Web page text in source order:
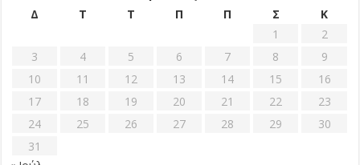
Δ
Τ Τ Π Π Σ
Κ
1
2
3
4 5 6 7 8
9
10
11 12 13 14 15
16
17
18 19 20 21 22
23
24
25 26 27 28 29
30
31